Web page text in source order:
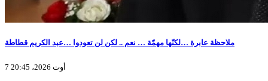
ملاحظة عابرة …لكنّها مهمّة … نعم .. لكن لن تعودوا …عبد الكريم قطاطة
7 أوت 2026، 20:45